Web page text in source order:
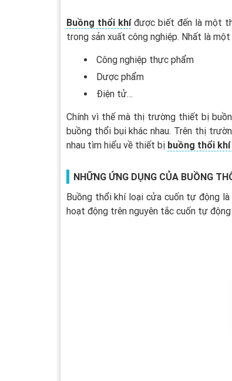
Buồng thổi khíđược biết đến là một
trong sản xuất công nghiệp. Nhất là
Công nghiệp thực phẩm
Dược phẩm
Điện tử…
Chính vì thế mà thị trường thiết bị
buồng thổi bụi khác nhau. Trên thị
nhau tìm hiểu về thiết bị buồng thổi
NHỮNG ỨNG DỤNG CỦA BUỒNG
Buồng thổi khí loại cửa cuốn tự động
hoạt động trên nguyên tắc cuốn tự